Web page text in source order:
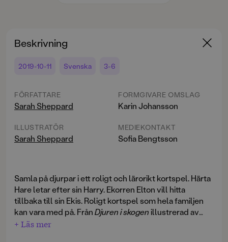
Beskrivning
2019-10-11 Svenska 3-6
FÖRFATTARE
Sarah Sheppard
ILLUSTRATÖR
Sarah Sheppard
FORMGIVARE OMSLAG
Karin Johansson
MEDIEKONTAKT
Sofia Bengtsson
Samla på djurpar i ett roligt och lärorikt kortspel. Härta
Hare letar efter sin Harry. Ekorren Elton vill hitta
tillbaka till sin Ekis. Roligt kortspel som hela familjen
kan vara med på. FrånDjuren i skogenillustrerad av
Sarah Sheppard.
+ Läs mer